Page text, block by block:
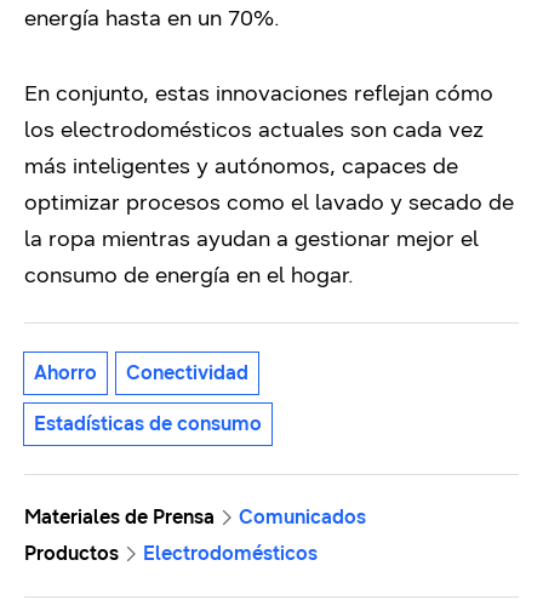
energía hasta en un 70%.
En conjunto, estas innovaciones reflejan cómo
los electrodomésticos actuales son cada vez
más inteligentes y autónomos, capaces de
optimizar procesos como el lavado y secado de
la ropa mientras ayudan a gestionar mejor el
consumo de energía en el hogar.
Ahorro Conectividad
Estadísticas de consumo
Materiales de Prensa
Comunicados
Productos
Electrodomésticos